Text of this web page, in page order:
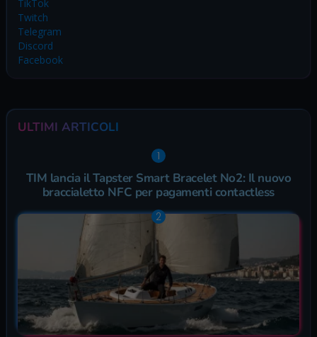
TikTok
Twitch
Telegram
Discord
Facebook
ULTIMI ARTICOLI
TIM lancia il Tapster Smart Bracelet No2: Il nuovo
braccialetto NFC per pagamenti contactless